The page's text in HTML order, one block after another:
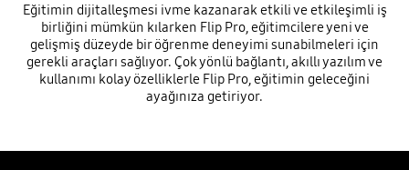
Eğitimin dijitalleşmesi ivme kazanarak etkili ve etkileşimli iş
birliğini mümkün kılarken Flip Pro, eğitimcilere yeni ve
gelişmiş düzeyde bir öğrenme deneyimi sunabilmeleri için
gerekli araçları sağlıyor. Çok yönlü bağlantı, akıllı yazılım ve
kullanımı kolay özelliklerle Flip Pro, eğitimin geleceğini
ayağınıza getiriyor.